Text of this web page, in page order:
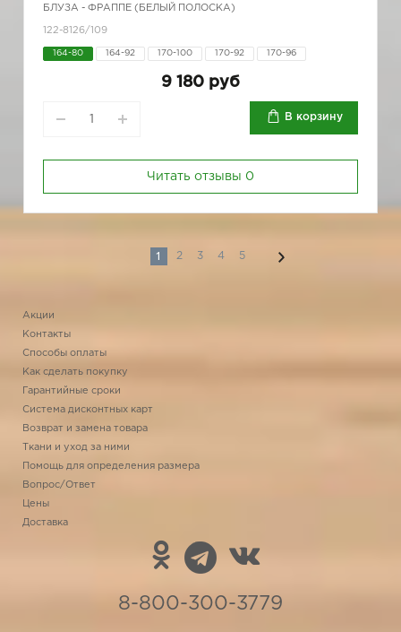
БЛУЗА - ФРАППЕ (БЕЛЫЙ ПОЛОСКА)
122-8126/109
164-80 164-92 170-100 170-92 170-96
9 180 руб
В корзину
Читать отзывы 0
1 2 3 4 5
Акции
Контакты
Способы оплаты
Как сделать покупку
Гарантийные сроки
Система дисконтных карт
Возврат и замена товара
Ткани и уход за ними
Помощь для определения размера
Вопрос/Ответ
Цены
Доставка
8-800-300-3779